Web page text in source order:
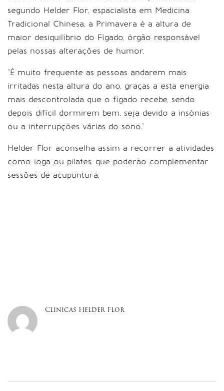
segundo Helder Flor, espacialista em Medicina
Tradicional Chinesa, a Primavera é a altura de
maior desiquilíbrio do Fígado, órgão responsável
pelas nossas alterações de humor.
“É muito frequente as pessoas andarem mais
irritadas nesta altura do ano, graças a esta energia
mais descontrolada que o fígado recebe, sendo
depois difícil dormirem bem, seja devido a insónias
ou a interrupções várias do sono.”
Helder Flor aconselha assim a recorrer a atividades
como ioga ou pilates, que poderão complementar
sessões de acupuntura.
Clinicas Helder Flor